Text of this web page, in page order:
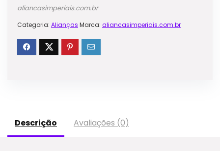
aliancasimperiais.com.br
Categoria: Alianças Marca: aliancasimperiais.com.br
Descrição Avaliações (0)